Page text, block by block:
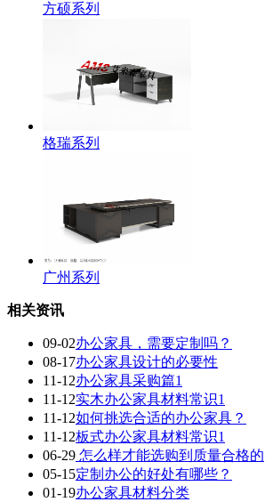
方硕系列
格瑞系列
广州系列
相关资讯
09-02办公家具，需要定制吗？
08-17办公家具设计的必要性
11-12办公家具采购篇1
11-12实木办公家具材料常识1
11-12如何挑选合适的办公家具？
11-12板式办公家具材料常识1
06-29 怎么样才能选购到质量合格的
05-15定制办公的好处有哪些？
01-19办公家具材料分类